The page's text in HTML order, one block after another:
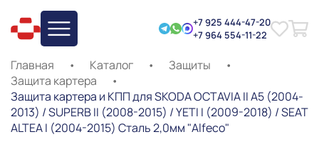
+7 925 444-47-20
+7 964 554-11-22
Главная • Каталог • Защиты
•
Защита картера
•
Защита картера и КПП для SKODA OCTAVIA II A5 (2004-
2013) / SUPERB II (2008-2015) / YETI I (2009-2018) / SEAT
ALTEA I (2004-2015) Сталь 2,0мм "Alfeco"